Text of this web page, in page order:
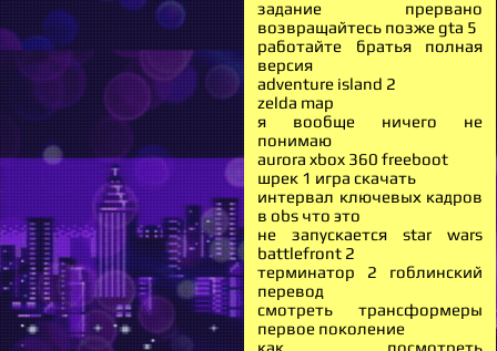
задание прервано
возвращайтесь позже gta 5
работайте братья полная
версия
adventure island 2
zelda map
я вообще ничего не
понимаю
aurora xbox 360 freeboot
шрек 1 игра скачать
интервал ключевых кадров
в obs что это
не запускается star wars
battlefront 2
терминатор 2 гоблинский
перевод
смотреть трансформеры
первое поколение
как посмотреть